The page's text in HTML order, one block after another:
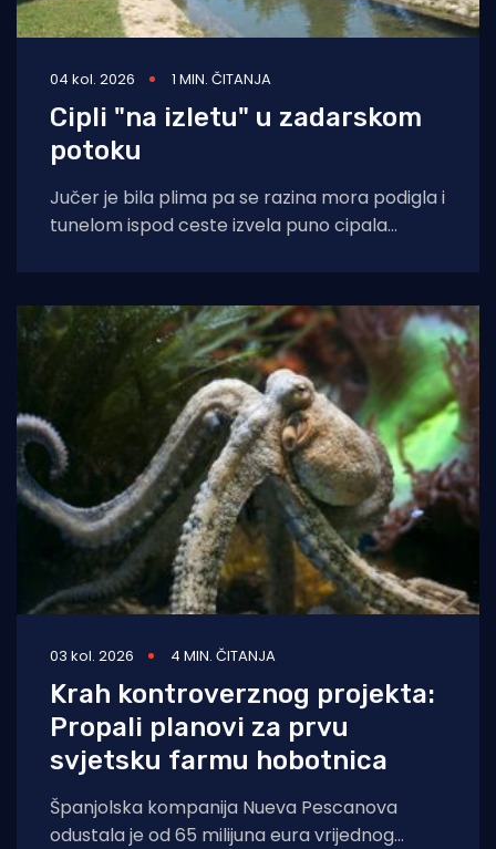
04 kol. 2026 1 MIN. ČITANJA
Cipli "na izletu" u zadarskom
potoku
Jučer je bila plima pa se razina mora podigla i
tunelom ispod ceste izvela puno cipala
03 kol. 2026 4 MIN. ČITANJA
Krah kontroverznog projekta:
Propali planovi za prvu
svjetsku farmu hobotnica
Španjolska kompanija Nueva Pescanova
odustala je od 65 milijuna eura vrijednog